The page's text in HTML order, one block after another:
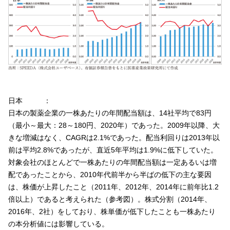
日本
日本の製薬企業の一株あたりの年間配当額は、14社平均で83円
（最小～最大：28～180円、2020年）であった。2009年以降、大
きな増減はなく、CAGRは2.1%であった。配当利回りは2013年以
前は平均2.8%であったが、直近5年平均は1.9%に低下していた。
対象会社のほとんどで一株あたりの年間配当額は一定あるいは増
配であったことから、2010年代前半から半ばの低下の主な要因
は、株価が上昇したこと（2011年、2012年、2014年に前年比1.2
倍以上）であると考えられた（参考図）。株式分割（2014年、
2016年、2社）をしており、株単価が低下したことも一株あたり
の本分析値には影響している。